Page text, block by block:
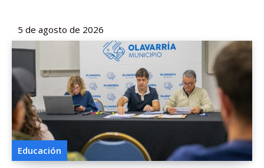
5 de agosto de 2026
Educación